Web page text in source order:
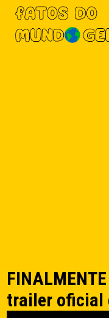
trailer oficial